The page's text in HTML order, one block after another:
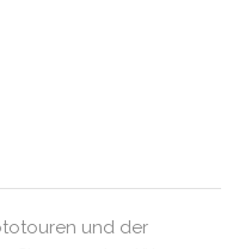
und der